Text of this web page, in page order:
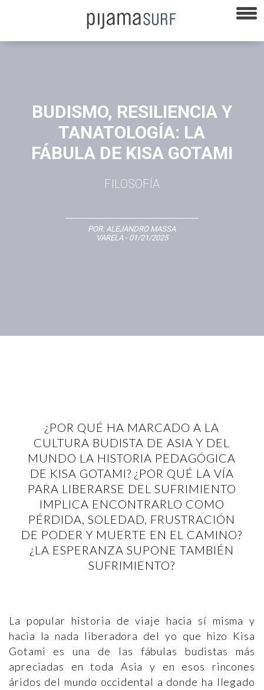
BUDISMO, RESILIENCIA Y
TANATOLOGÍA: LA
FÁBULA DE KISA GOTAMI
FILOSOFÍA
POR: ALEJANDRO MASSA
VARELA- 01/21/2025
¿POR QUÉ HA MARCADO A LA
CULTURA BUDISTA DE ASIA Y DEL
MUNDO LA HISTORIA PEDAGÓGICA
DE KISA GOTAMI? ¿POR QUÉ LA VÍA
PARA LIBERARSE DEL SUFRIMIENTO
IMPLICA ENCONTRARLO COMO
PÉRDIDA, SOLEDAD, FRUSTRACIÓN
DE PODER Y MUERTE EN EL CAMINO?
¿LA ESPERANZA SUPONE TAMBIÉN
SUFRIMIENTO?
La popular historia de viaje hacia sí misma y
hacia la nada liberadora del yo que hizo Kisa
Gotami es una de las fábulas budistas más
apreciadas en toda Asia y en esos rincones
áridos del mundo occidental a donde ha llegado